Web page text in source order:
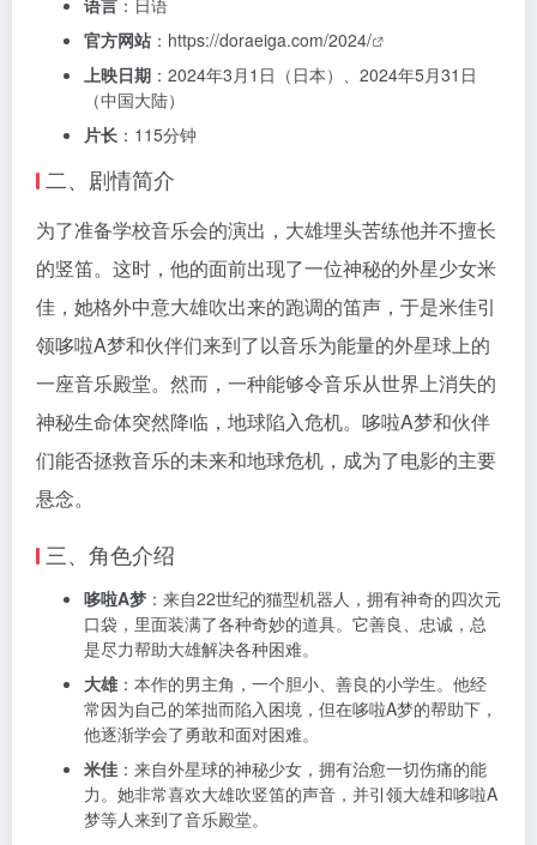
官方网站 ： https://doraeiga.com/2024/
上映日期 ：2024年3月1日（日本）、2024年5月31日
（中国大陆）
片长 ：115分钟
二、剧情简介
为了准备学校音乐会的演出，大雄埋头苦练他并不擅长
的竖笛。这时，他的面前出现了一位神秘的外星少女米
佳，她格外中意大雄吹出来的跑调的笛声，于是米佳引
领哆啦A梦和伙伴们来到了以音乐为能量的外星球上的
一座音乐殿堂。然而，一种能够令音乐从世界上消失的
神秘生命体突然降临，地球陷入危机。哆啦A梦和伙伴
们能否拯救音乐的未来和地球危机，成为了电影的主要
悬念。
三、角色介绍
哆啦A梦 ：来自22世纪的猫型机器人，拥有神奇的四次元
口袋，里面装满了各种奇妙的道具。它善良、忠诚，总
是尽力帮助大雄解决各种困难。
大雄：本作的男主角，一个胆小、善良的小学生。他经
常因为自己的笨拙而陷入困境，但在哆啦A梦的帮助下，
他逐渐学会了勇敢和面对困难。
米佳 ：来自外星球的神秘少女，拥有治愈一切伤痛的能
力。她非常喜欢大雄吹竖笛的声音，并引领大雄和哆啦A
梦等人来到了音乐殿堂。